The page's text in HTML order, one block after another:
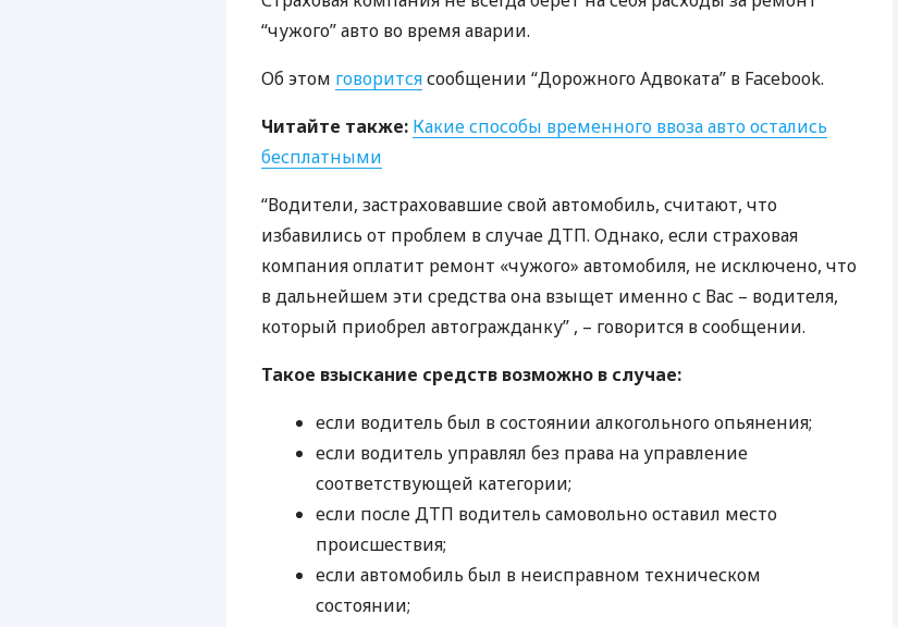
БАНКОВСКИМ КАРТАМ
“чужого” авто во время аварии.
Об этом говоритсясообщении “Дорожного Адвоката” в Facebook.
Читайте также: Какие способы временного ввоза авто остались
бесплатными
“Водители, застраховавшие свой автомобиль, считают, что
избавились от проблем в случаеДТП. Однако, если страховая
компания оплатит ремонт «чужого» автомобиля, не исключено, что
в дальнейшем эти средства она взыщет именно с Вас – водителя,
который приобрел автогражданку” , – говорится в сообщении.
Такое взыскание средств возможно в случае:
если водитель был в состоянии алкогольного опьянения;
если водитель управлял без права на управление
соответствующей категории;
если послеДТП водитель самовольно оставил место
происшествия;
если автомобиль был в неисправном техническом
состоянии;